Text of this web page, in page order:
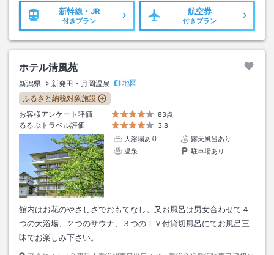
新幹線・JR
付きプラン
航空券
付きプラン
ホテル清風苑
新潟県 新発田・月岡温泉
地図
ふるさと納税対象施設
お客様アンケート評価
83点
るるぶトラベル評価
3.8
大浴場あり
露天風呂あり
温泉
駐車場あり
館内はお花のやさしさでおもてなし。又お風呂は男女合わせて４
つの大浴場、２つのサウナ、３つのＴＶ付貸切風呂にてお風呂三
昧でお楽しみ下さい。